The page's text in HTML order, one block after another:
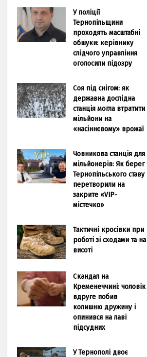
У поліції
Тернопільщини
проходять масштабні
обшуки: керівнику
слідчого управління
оголосили підозру
Соя під снігом: як
державна дослідна
станція могла втратити
мільйони на
«насіннєвому» врожаї
Човникова станція для
мільйонерів: Як берег
Тернопільського ставу
перетворили на
закрите «VIP-
містечко»
Тактичні кросівки при
роботі зі сходами та на
висоті
Скандал на
Кременеччині: чоловік
вдруге побив
колишню дружину і
опинився на лаві
підсудних
У Тернополі двоє